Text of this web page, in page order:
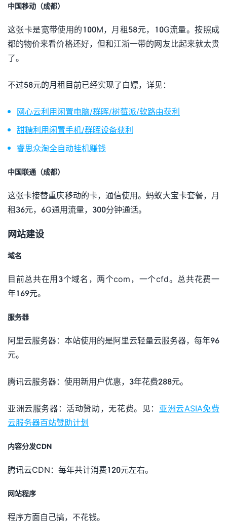
中国移动（成都）
这张卡是宽带使用的100M，月租58元，10G流量。按照成
都的物价来看价格还好，但和江浙一带的网友比起来就太贵
了。
不过58元的月租目前已经实现了白嫖，详见：
网心云利用闲置电脑/群晖/树莓派/软路由获利
甜糖利用闲置手机/群晖设备获利
睿思众淘全自动挂机赚钱
中国联通（成都）
这张卡接替重庆移动的卡，通信使用。蚂蚁大宝卡套餐，月
租36元，6G通用流量，300分钟通话。
网站建设
域名
目前总共在用3个域名，两个com，一个cfd。总共花费一
年169元。
服务器
阿里云服务器：本站使用的是阿里云轻量云服务器，每年96
元。
腾讯云服务器：使用新用户优惠，3年花费288元。
亚洲云服务器：活动赞助，无花费。见： 亚洲云ASIA免费
云服务器百站赞助计划
内容分发CDN
腾讯云CDN：每年共计消费120元左右。
网站程序
程序方面自己搞，不花钱。